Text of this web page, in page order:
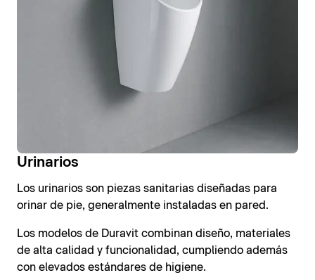
Urinarios
Los urinarios son piezas sanitarias diseñadas para
orinar de pie, generalmente instaladas en pared.
Los modelos de Duravit combinan diseño, materiales
de alta calidad y funcionalidad, cumpliendo además
con elevados estándares de higiene.